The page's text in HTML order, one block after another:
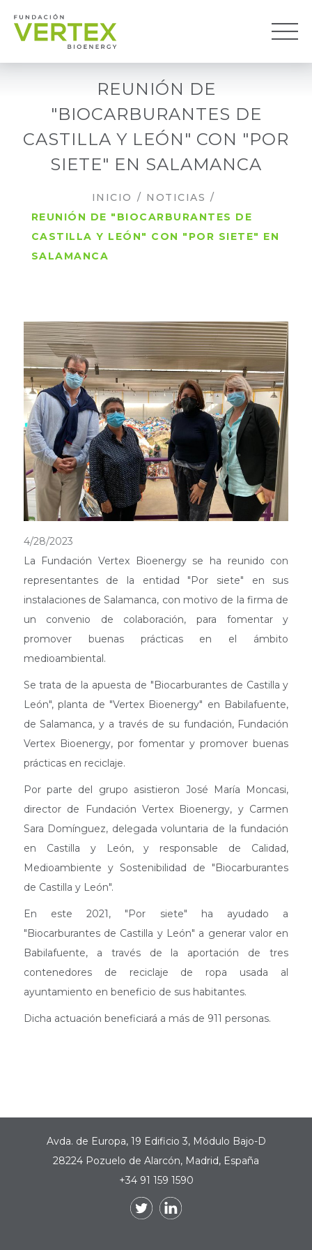
REUNIÓN DE
"BIOCARBURANTES DE
CASTILLA Y LEÓN" CON "POR
SIETE" EN SALAMANCA
INICIO / NOTICIAS /
REUNIÓN DE "BIOCARBURANTES DE
CASTILLA Y LEÓN" CON "POR SIETE" EN
SALAMANCA
4/28/2023
La Fundación Vertex Bioenergy se ha reunido con
representantes de la entidad "Por siete" en sus
instalaciones de Salamanca, con motivo de la firma de
un convenio de colaboración, para fomentar y
promover buenas prácticas en el ámbito
medioambiental.
Se trata de la apuesta de "Biocarburantes de Castilla y
León", planta de "Vertex Bioenergy" en Babilafuente,
de Salamanca, y a través de su fundación, Fundación
Vertex Bioenergy, por fomentar y promover buenas
prácticas en reciclaje.
Por parte del grupo asistieron José María Moncasi,
director de Fundación Vertex Bioenergy, y Carmen
Sara Domínguez, delegada voluntaria de la fundación
en Castilla y León, y responsable de Calidad,
Medioambiente y Sostenibilidad de "Biocarburantes
de Castilla y León".
En este 2021, "Por siete" ha ayudado a
"Biocarburantes de Castilla y León" a generar valor en
Babilafuente, a través de la aportación de tres
contenedores de reciclaje de ropa usada al
ayuntamiento en beneficio de sus habitantes.
Dicha actuación beneficiará a más de 911 personas.
Avda. de Europa, 19 Edificio 3, Módulo Bajo-D
28224 Pozuelo de Alarcón, Madrid, España
+34 91 159 1590